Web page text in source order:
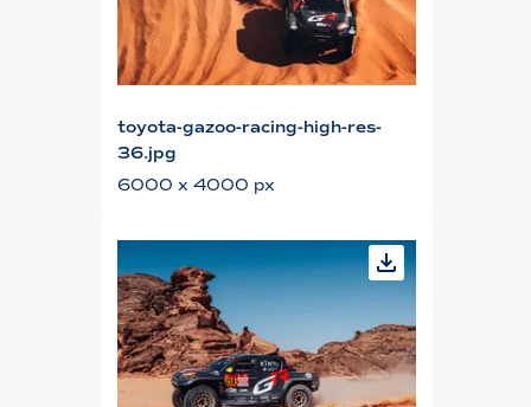
toyota-gazoo-racing-high-res-
36.jpg
6000 x 4000 px